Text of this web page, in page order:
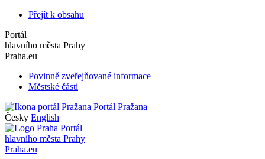
Přejít k obsahu
Portál
hlavního města Prahy
Praha.eu
Povinně zveřejňované informace
Městské části
Portál Pražana
Česky English
Portál
hlavního města Prahy
Praha.eu